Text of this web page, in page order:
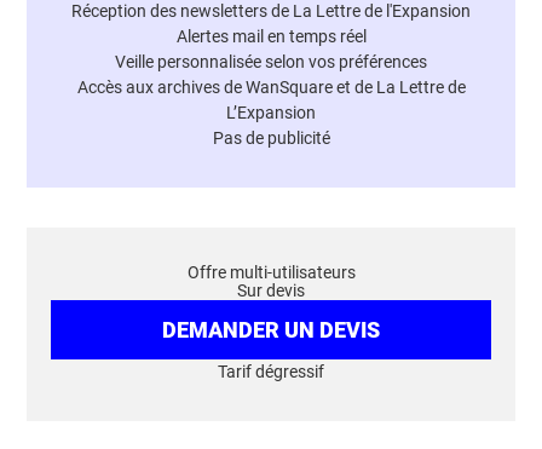
Réception des newsletters de La Lettre de l'Expansion
Alertes mail en temps réel
Veille personnalisée selon vos préférences
Accès aux archives de WanSquare et de La Lettre de
L’Expansion
Pas de publicité
Offre multi-utilisateurs
Sur devis
DEMANDER UN DEVIS
Tarif dégressif